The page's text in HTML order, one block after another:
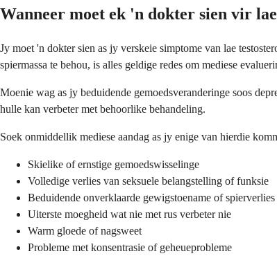
Wanneer moet ek 'n dokter sien vir
Jy moet 'n dokter sien as jy verskeie simptome van lae
spiermassa te behou, is alles geldige redes om mediese
Moenie wag as jy beduidende gemoedsveranderinge soos
hulle kan verbeter met behoorlike behandeling.
Soek onmiddellik mediese aandag as jy enige van hierdie
Skielike of ernstige gemoedswisselinge
Volledige verlies van seksuele belangstelling of funksie
Beduidende onverklaarde gewigstoename of spierverlies
Uiterste moegheid wat nie met rus verbeter nie
Warm gloede of nagsweet
Probleme met konsentrasie of geheueprobleme